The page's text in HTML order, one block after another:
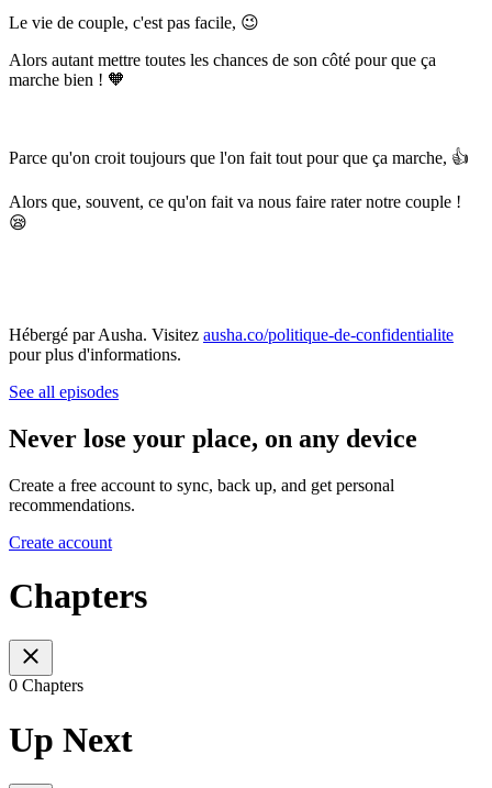
Le vie de couple, c'est pas facile, 😉
Alors autant mettre toutes les chances de son côté pour que ça
marche bien ! 🧡
Parce qu'on croit toujours que l'on fait tout pour que ça marche, 👍
Alors que, souvent, ce qu'on fait va nous faire rater notre couple !
😪
Hébergé par Ausha. Visitez ausha.co/politique-de-confidentialite
pour plus d'informations.
See all episodes
Never lose your place, on any device
Create a free account to sync, back up, and get personal
recommendations.
Create account
Chapters
0 Chapters
Up Next